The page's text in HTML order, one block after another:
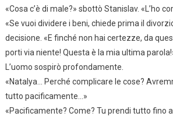
«Cosa c’è di male?» sbottò Stanislav. «L’ho
«Se vuoi dividere i beni, chiede prima il
decisione. «E finché non hai certezze, da
porti via niente! Questa è la mia ultima
L’uomo sospirò profondamente.
«Natalya… Perché complicare le cose?
tutto pacificamente…»
«Pacificamente? Come? Tu prendi tutto fino